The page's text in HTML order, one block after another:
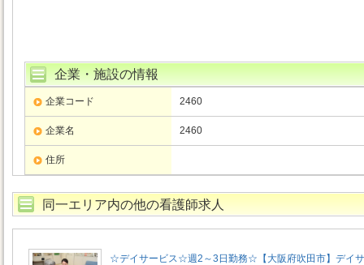
企業・施設の情報
企業コード 2460
企業名 2460
住所
同一エリア内の他の看護師求人
☆デイサービス☆週2～3日勤務☆【大阪府吹田市】デイ